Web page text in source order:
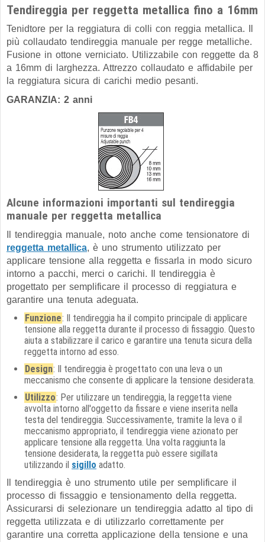
Tendireggia per reggetta metallica fino a 16mm
Tenidtore per la reggiatura di colli con reggia metallica. Il
più collaudato tendireggia manuale per regge metalliche.
Fusione in ottone verniciato. Utilizzabile con reggette da 8
a 16mm di larghezza. Attrezzo collaudato e affidabile per
la reggiatura sicura di carichi medio pesanti.
GARANZIA: 2 anni
Alcune informazioni importanti sul tendireggia
manuale per reggetta metallica
Il tendireggia manuale, noto anche come tensionatore di
reggetta metallica, è uno strumento utilizzato per
applicare tensione alla reggetta e fissarla in modo sicuro
intorno a pacchi, merci o carichi. Il tendireggia è
progettato per semplificare il processo di reggiatura e
garantire una tenuta adeguata.
Funzione: Il tendireggia ha il compito principale di applicare
tensione alla reggetta durante il processo di fissaggio. Questo
aiuta a stabilizzare il carico e garantire una tenuta sicura della
reggetta intorno ad esso.
Design: Il tendireggia è progettato con una leva o un
meccanismo che consente di applicare la tensione desiderata.
Utilizzo: Per utilizzare un tendireggia, la reggetta viene
avvolta intorno all'oggetto da fissare e viene inserita nella
testa del tendireggia. Successivamente, tramite la leva o il
meccanismo appropriato, il tendireggia viene azionato per
applicare tensione alla reggetta. Una volta raggiunta la
tensione desiderata, la reggetta può essere sigillata
utilizzando il sigillo adatto.
Il tendireggia è uno strumento utile per semplificare il
processo di fissaggio e tensionamento della reggetta.
Assicurarsi di selezionare un tendireggia adatto al tipo di
reggetta utilizzata e di utilizzarlo correttamente per
garantire una corretta applicazione della tensione e una